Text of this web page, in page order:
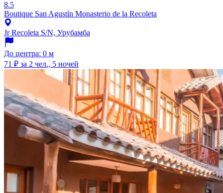
8.5
Boutique San Agustín Monasterio de la Recoleta
Jr Recoleta S/N, Урубамба
До центра: 0 м
71 ₽ за 2 чел., 5 ночей